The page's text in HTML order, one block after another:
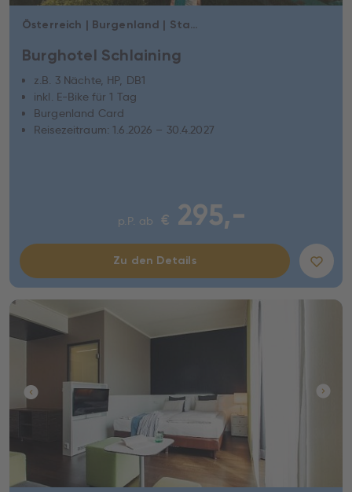
Österreich | Burgenland | Stadtschlaining
Burghotel Schlaining
z.B. 3 Nächte, HP, DB1
inkl. E-Bike für 1 Tag
Burgenland Card
Reisezeitraum: 1.6.2026 – 30.4.2027
p.P. ab € 295,-
Zu den Details